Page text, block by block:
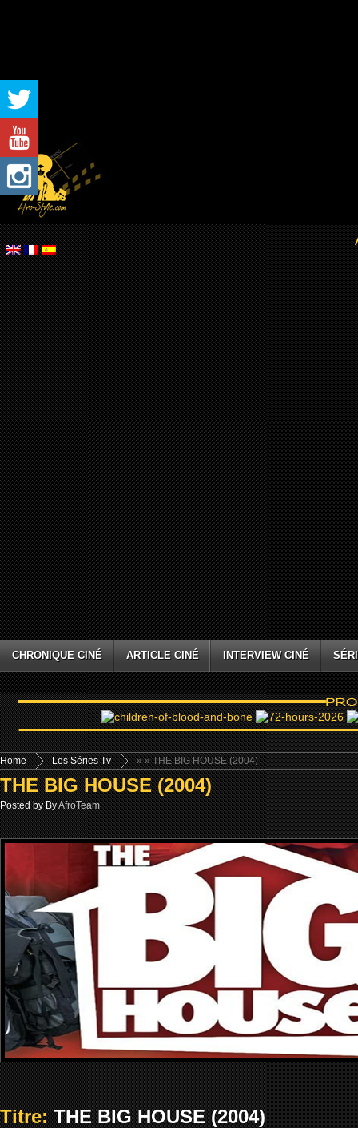
CHRONIQUE CINÉ ARTICLE CINÉ INTERVIEW CINÉ
Home »
Les Séries Tv » THE BIG HOUSE (2004)
THE BIG HOUSE (2004)
Posted by ByAfroTeam
Titre:THE BIG HOUSE (2004)